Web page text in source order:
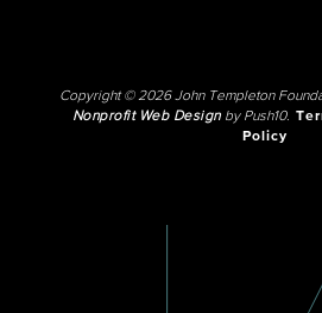
Copyright © 2026 John Templeton
Nonprofit Web Designby Push10.
Policy